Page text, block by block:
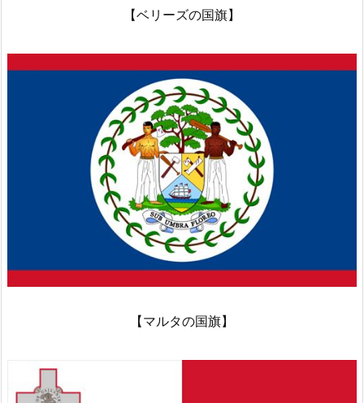
【ベリーズの国旗】
【マルタの国旗】